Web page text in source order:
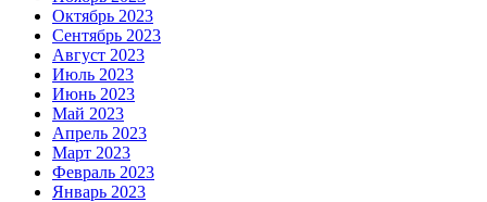
Октябрь 2023
Сентябрь 2023
Август 2023
Июль 2023
Июнь 2023
Май 2023
Апрель 2023
Март 2023
Февраль 2023
Январь 2023